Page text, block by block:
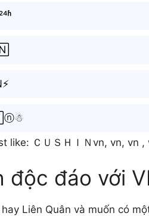
độc đáo với
Liên Quân và muốn có